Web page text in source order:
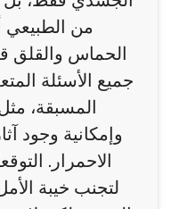
من
الحماس والقلق
جميع الأسئلة
المسبقة،
وإمكانية وجود
الاحمرار.
لتجنب خيبة